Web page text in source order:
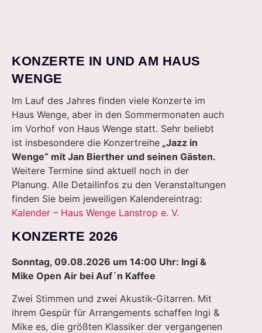
KONZERTE IN UND AM HAUS
WENGE
Im Lauf des Jahres finden viele Konzerte im
Haus Wenge, aber in den Sommermonaten auch
im Vorhof von Haus Wenge statt. Sehr beliebt
ist insbesondere die Konzertreihe „Jazz in
Wenge“ mit Jan Bierther und seinen Gästen.
Weitere Termine sind aktuell noch in der
Planung. Alle Detailinfos zu den Veranstaltungen
finden Sie beim jeweiligen Kalendereintrag:
Kalender – Haus Wenge Lanstrop e. V.
KONZERTE 2026
Sonntag, 09.08.2026 um 14:00 Uhr: Ingi &
Mike Open Air bei Auf´n Kaffee
Zwei Stimmen und zwei Akustik-Gitarren. Mit
ihrem Gespür für Arrangements schaffen Ingi &
Mike es, die größten Klassiker der vergangenen